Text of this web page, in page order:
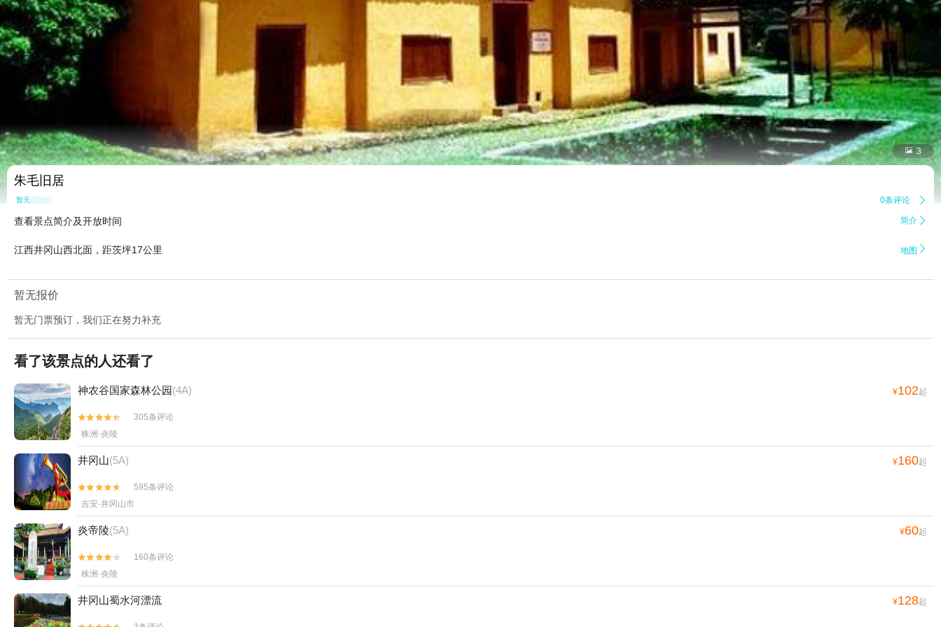
 3
朱毛旧居
暂无点评 0条评论 
查看景点简介及开放时间 简介 
江西井冈山西北面，距茨坪17公里 地图 
暂无报价
暂无门票预订，我们正在努力补充
看了该景点的人还看了
神农谷国家森林公园(4A) ¥102起


305条评论
株洲·炎陵
井冈山(5A) ¥160起


595条评论
吉安·井冈山市
炎帝陵(5A) ¥60起


160条评论
株洲·炎陵
井冈山蜀水河漂流 ¥128起